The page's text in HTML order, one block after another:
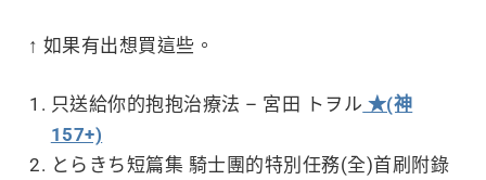
↑ 如果有出想買這些。
只送給你的抱抱治療法 – 宮田 トヲル ★(神
157+)
とらきち短篇集 騎士團的特別任務(全)首刷附錄